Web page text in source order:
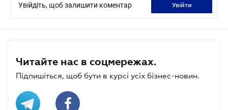
Увійдіть, щоб залишити коментар увійти
Читайте нас в соцмережах.
Підпишіться, щоб бути в курсі усіх бізнес-новин.